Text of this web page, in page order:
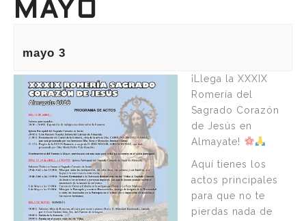
MAYO
mayo 3
¡Llega la XXXIX
Romería del
Sagrado Corazón
de Jesús en
Almayate!
Aquí tienes los
actos principales
para que no te
pierdas nada de